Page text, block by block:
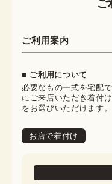
ご
ご利用案内
■ ご利用について
必要なもの一式を宅配
にご来店いただき着付
をお選びいただけます。
お店で着付け